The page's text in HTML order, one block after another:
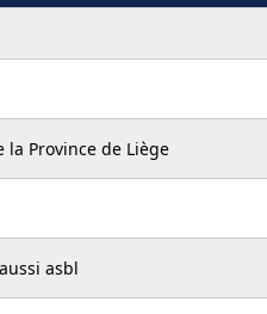
la Province de Liège
asbl